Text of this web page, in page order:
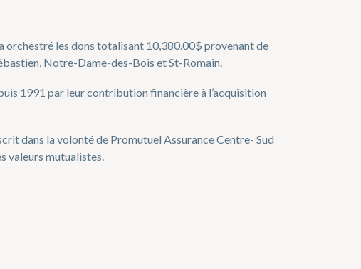
orchestré les dons totalisant 10,380.00$ provenant de
Notre-Dame-des-Bois et St-Romain.
1991 par leur contribution financière à l’acquisition
dans la volonté de Promutuel Assurance Centre- Sud
valeurs mutualistes.